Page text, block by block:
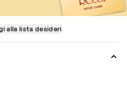
alla lista desideri